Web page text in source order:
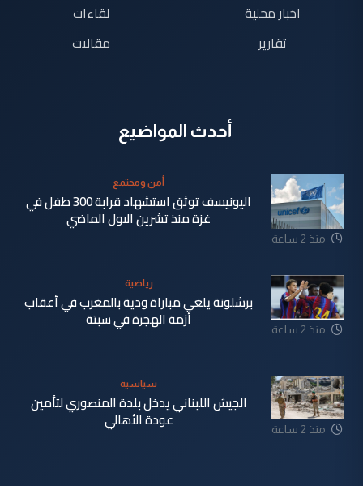
اخبار محلية
تقارير
لقاءات
مقالات
أحدث المواضيع
منذ 2 ساعة
أمن ومجتمع
اليونيسف توثق استشهاد قرابة 300 طفل في
غزة منذ تشرين الاول الماضي
منذ 2 ساعة
رياضية
برشلونة يلغي مباراة ودية بالمغرب في أعقاب
أزمة الهجرة في سبتة
منذ 2 ساعة
سياسية
الجيش اللبناني يدخل بلدة المنصوري لتأمين
عودة الأهالي